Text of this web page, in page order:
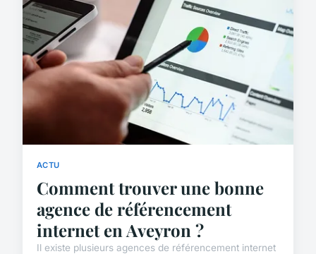
ACTU
Comment trouver une bonne
agence de référencement
internet en Aveyron ?
Il existe plusieurs agences de référencement internet